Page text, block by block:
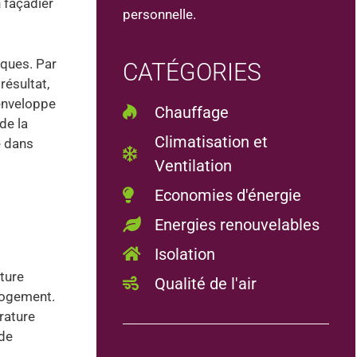
façadier
Par
la
dans
personnelle.
CATÉGORIES
Chauffage
Climatisation et
Ventilation
Economies d'énergie
Energies renouvelables
Isolation
Qualité de l'air